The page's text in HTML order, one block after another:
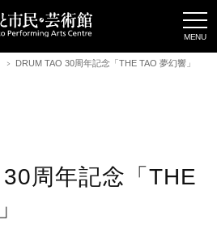
DRUM TAO 30周年記念「THE TAO 夢幻響」
周年記念「THE